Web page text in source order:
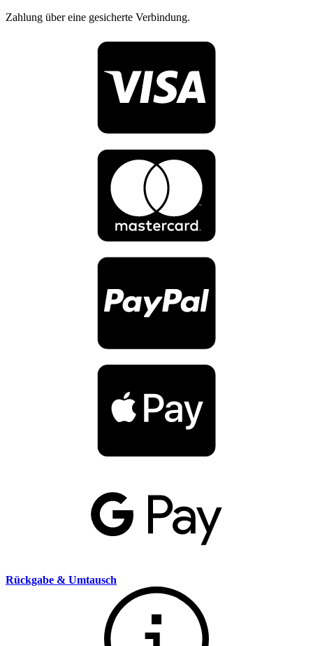
Zahlung über eine gesicherte Verbindung.
Rückgabe & Umtausch